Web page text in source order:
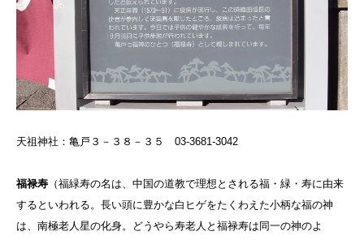
天祖神社：亀戸３－３８－３５ 03-3681-3042
福禄寿 （福緑寿の名は、中国の道教で理想とされる福・緑・寿に由来
するといわれる。長い頭に豊かな白ヒゲをたくわえた小柄な福の神
は、南極老人星の化身。どうやら寿老人と福禄寿は同一の神のよ